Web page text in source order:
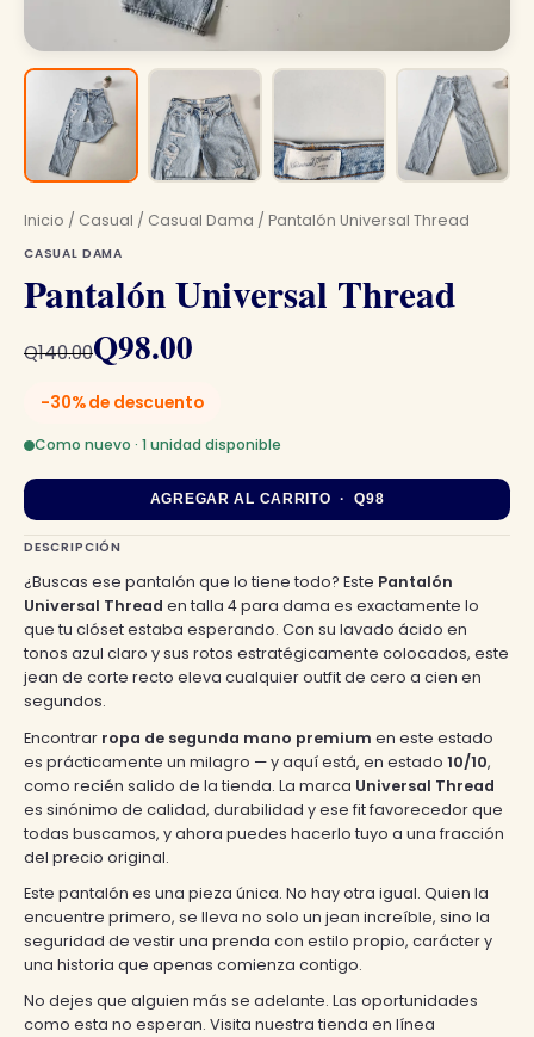
Inicio / Casual / Casual Dama / Pantalón Universal Thread
CASUAL DAMA
Pantalón Universal Thread
Q140.00
El
era:
Q140.00.
Q98.00
El
es:
Q98.00.
-30% de descuento
Como nuevo · 1 unidad disponible
AGREGAR AL CARRITO · Q98
DESCRIPCIÓN
¿Buscas ese pantalón que lo tiene todo? Este Pantalón
Universal Thread en talla 4 para dama es exactamente lo
que tu clóset estaba esperando. Con su lavado ácido en
tonos azul claro y sus rotos estratégicamente colocados, este
jean de corte recto eleva cualquier outfit de cero a cien en
segundos.
Encontrar ropa de segunda mano premium en este estado
es prácticamente un milagro — y aquí está, en estado 10/10,
como recién salido de la tienda. La marca Universal Thread
es sinónimo de calidad, durabilidad y ese fit favorecedor que
todas buscamos, y ahora puedes hacerlo tuyo a una fracción
del precio original.
Este pantalón es una pieza única. No hay otra igual. Quien la
encuentre primero, se lleva no solo un jean increíble, sino la
seguridad de vestir una prenda con estilo propio, carácter y
una historia que apenas comienza contigo.
No dejes que alguien más se adelante. Las oportunidades
como esta no esperan. Visita nuestra tienda en línea